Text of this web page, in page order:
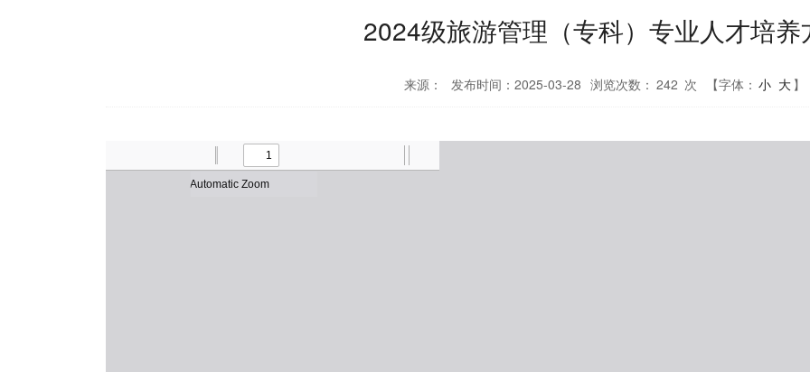
2024级旅游管理（专科）专业人才培养
来源： 发布时间：2025-03-28 浏览次数： 242 次 【字体： 小 大 】